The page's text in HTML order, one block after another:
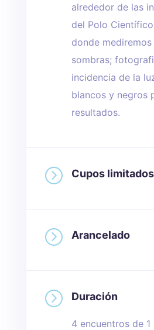
alrededor de las
del Polo
donde
sombras;
incidencia de la
blancos y negros
resultados.
= Cupos limitados
= Arancelado
= Duración
4 encuentros de